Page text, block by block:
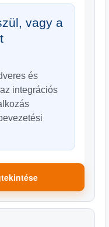
vagy a
és
integrációs